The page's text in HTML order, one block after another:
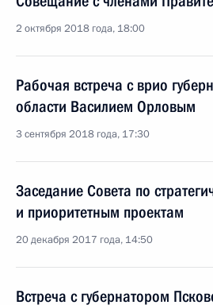
2 октября 2018 года, 18:00
Рабочая встреча с врио
области Василием Орловым
3 сентября 2018 года, 17:30
Заседание Совета по
и приоритетным проектам
20 декабря 2017 года, 14:50
Встреча с губернатором